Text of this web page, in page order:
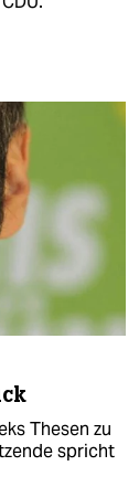
Thesen zu
spricht